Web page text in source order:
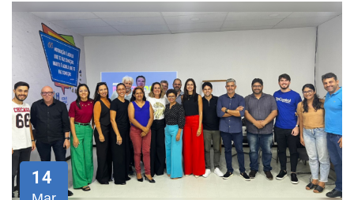
14